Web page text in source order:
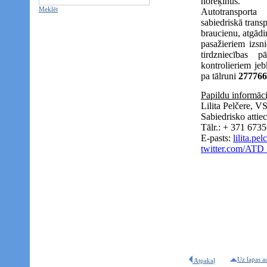
Meklēt
sabiedriskā
braucienu,
pasažieriem
tirdzniecības
kontrolieriem
pa tālruni
Papildu
Lilita Pelčere,
Sabiedrisko
Tālr.: + 371
E-pasts:
twitter.com/
Atpakaļ Uz lapas